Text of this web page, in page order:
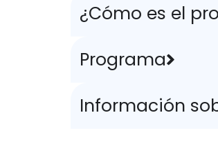
¿Cómo es el
Programa
Información